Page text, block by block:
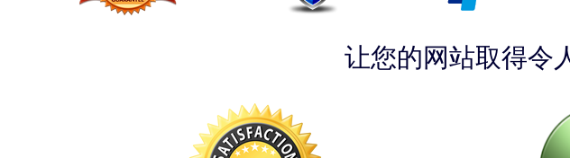
让您的网站取得令